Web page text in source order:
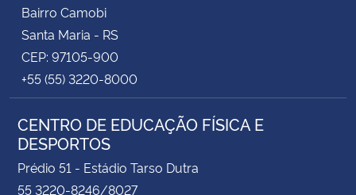
Bairro Camobi
Santa Maria - RS
CEP: 97105-900
+55 (55) 3220-8000
CENTRO DE EDUCAÇÃO FÍSICA E
DESPORTOS
Prédio 51 - Estádio Tarso Dutra
55 3220-8246/8027